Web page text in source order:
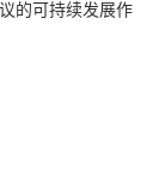
的可持续发展作